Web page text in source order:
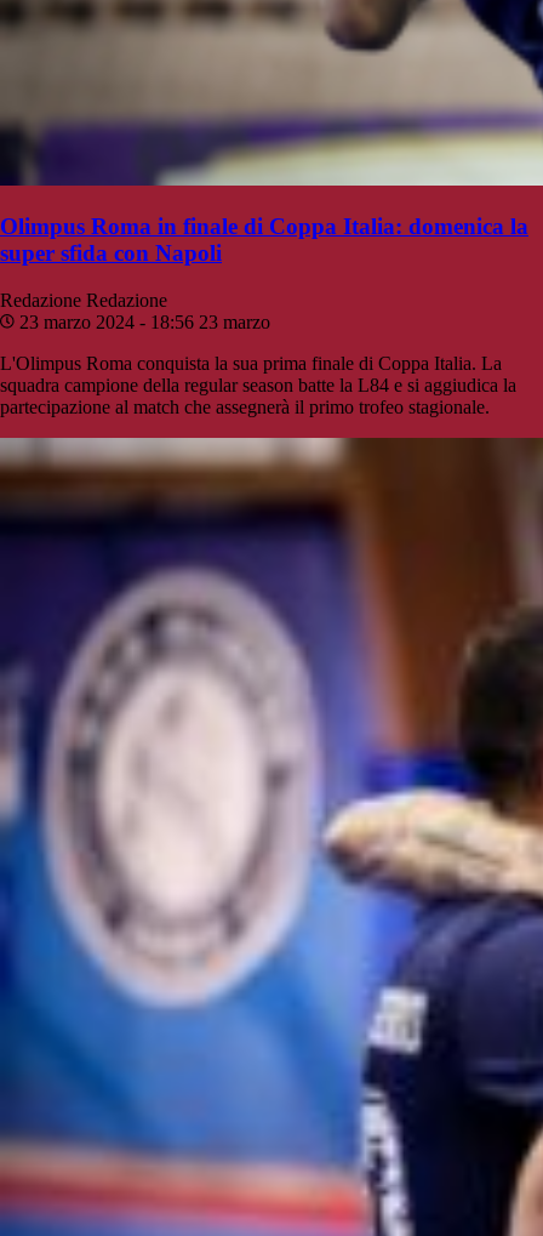
Olimpus Roma in finale di Coppa Italia: domenica la
super sfida con Napoli
Redazione Redazione
23 marzo 2024 - 18:56 23 marzo
L'Olimpus Roma conquista la sua prima finale di Coppa Italia. La
squadra campione della regular season batte la L84 e si aggiudica la
partecipazione al match che assegnerà il primo trofeo stagionale.